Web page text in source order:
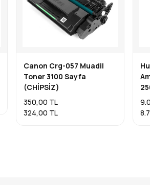
Canon Crg-057 Muadil
Toner 3100 Sayfa
(CHİPSİZ)
350,00 TL
324,00 TL